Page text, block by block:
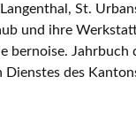
St.
und ihre
bernoise. Jahrbuch
Dienstes des